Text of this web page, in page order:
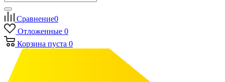
Сравнение0
Отложенные 0
Корзина пуста 0